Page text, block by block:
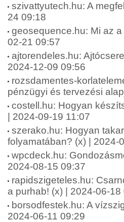
szivattyutech.hu: A
24 09:18
geosequence.hu: Mi az
02-21 09:57
ajtorendeles.hu:
2024-12-09 09:56
rozsdamentes-
pénzügyi és tervezési
costell.hu: Hogyan
| 2024-09-19 11:07
szerako.hu: Hogyan
folyamatában? (x) | 2024-
wpcdeck.hu:
2024-08-15 09:37
rapidszigeteles.hu:
a purhab! (x) | 2024-06-18
borsodfestek.hu: A
2024-06-11 09:29